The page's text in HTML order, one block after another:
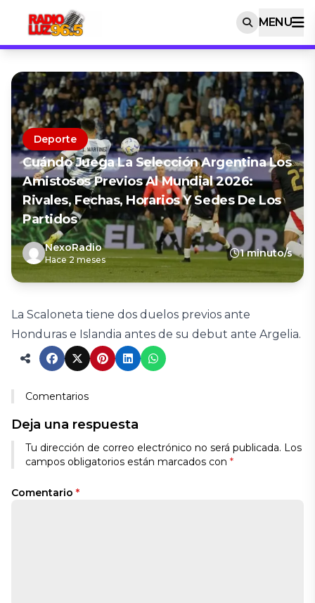
MENU
Deporte
Cuándo Juega La Selección Argentina Los
Amistosos Previos Al Mundial 2026:
Rivales, Fechas, Horarios Y Sedes De Los
Partidos
NexoRadio
Hace 2 meses
1 minuto/s
La Scaloneta tiene dos duelos previos ante
Honduras e Islandia antes de su debut ante Argelia.
Comentarios
Deja una respuesta
Tu dirección de correo electrónico no será publicada. Los
campos obligatorios están marcados con *
Comentario *